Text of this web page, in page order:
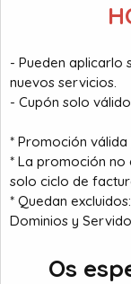
- Pueden aplicarlo
nuevos servicios.
- Cupón solo
* Promoción válida
* La promoción no
solo ciclo de
* Quedan
Dominios y
Os